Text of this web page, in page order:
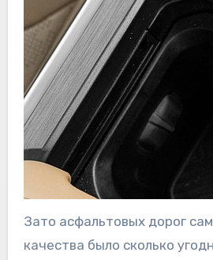
Зато асфальтовых дорог
качества было сколько